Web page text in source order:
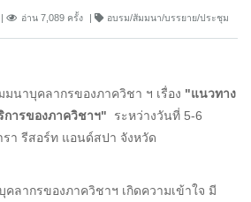
อ่าน 7,089 ครั้ง อบรม/สัมมนา/บรรยาย/ประชุม
นาบุคลากรของภาควิชา ฯ เรื่อง "แนวทาง
ารของภาควิชาฯ" ระหว่างวันที่ 5-6
า รีสอร์ท แอนด์สปา จังหวัด
คลากรของภาควิชาฯ เกิดความเข้าใจ มี